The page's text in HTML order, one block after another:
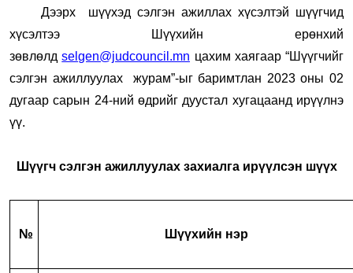
Дээрх шүүхэд сэлгэн ажиллах хүсэлтэй шүүгчид
хүсэлтээ Шүүхийн ерөнхий
зөвлөлд selgen@judcouncil.mn цахим хаягаар “Шүүгчийг
сэлгэн ажиллуулах журам”-ыг баримтлан 2023 оны 02
дугаар сарын 24-ний өдрийг дуустал хугацаанд ирүүлнэ
үү.
Шүүгч сэлгэн ажиллуулах захиалга ирүүлсэн шүүх
№ Шүүхийн нэр